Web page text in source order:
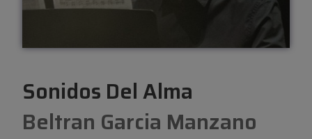
Sonidos Del Alma
Beltran Garcia Manzano